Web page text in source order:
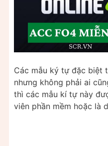
Các mẫu ký tự đặc biệt
nhưng không phải ai
thì các mẫu kí tự này
viên phần mềm hoặc là